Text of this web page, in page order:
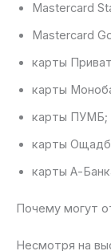
Mastercard
Mastercard
карты
карты
карты ПУМБ;
карты
карты А-
Почему могут
Несмотря на